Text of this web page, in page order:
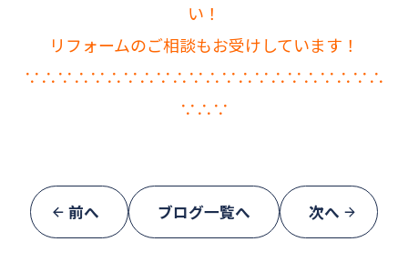
い！
リフォームのご相談もお受けしています！
∵∴∵∴∵∴∵∴∵∴∵∴∵∴∵∴∵∴∵∴∵∴
∵∴∵
前へ ブログ一覧へ 次へ